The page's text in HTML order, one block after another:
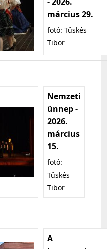
március 29.
fotó: Tüskés
Tibor
Nemzeti
ünnep -
2026.
március
15.
fotó:
Tüskés
Tibor
A